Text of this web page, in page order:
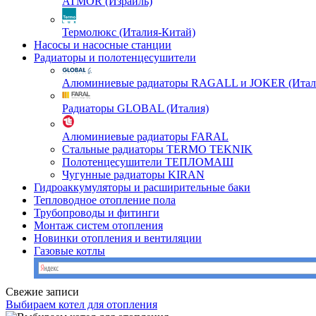
Термолюкс (Италия-Китай)
Насосы и насосные станции
Радиаторы и полотенцесушители
Алюминиевые радиаторы RAGALL и JOKER
Радиаторы GLOBAL (Италия)
Алюминиевые радиаторы FARAL
Стальные радиаторы TERMO TEKNIK
Полотенцесушители ТЕПЛОМАШ
Чугунные радиаторы KIRAN
Гидроаккумуляторы и расширительные баки
Тепловодное отопление пола
Трубопроводы и фитинги
Монтаж систем отопления
Новинки отопления и вентиляции
Газовые котлы
Свежие записи
Выбираем котел для отопления